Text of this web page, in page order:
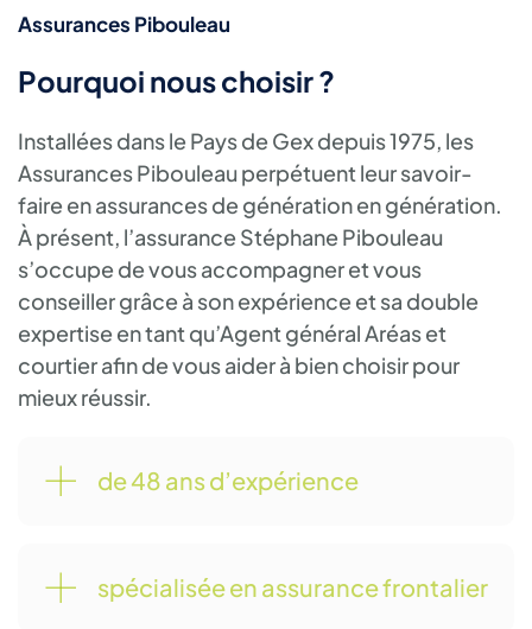
Assurances Pibouleau
Pourquoi nous choisir ?
Installées dans le Pays de Gex depuis 1975, les
Assurances Pibouleau perpétuent leur savoir-
faire en assurances de génération en génération.
À présent, l’assurance Stéphane Pibouleau
s’occupe de vous accompagner et vous
conseiller grâce à son expérience et sa double
expertise en tant qu’Agent général Aréas et
courtier afin de vous aider à bien choisir pour
mieux réussir.
de 48 ans d’expérience
spécialisée en assurance frontalier